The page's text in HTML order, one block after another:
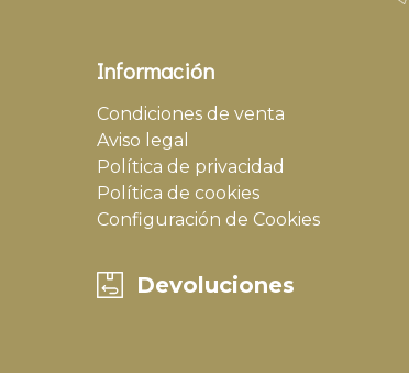
Información
Condiciones de venta
Aviso legal
Política de privacidad
Política de cookies
Configuración de Cookies
Devoluciones